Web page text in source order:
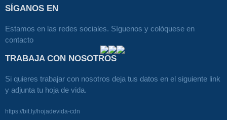
SÍGANOS EN
Estamos en las redes sociales. Síguenos y colóquese en
contacto
TRABAJA CON NOSOTROS
Si quieres trabajar con nosotros deja tus datos en el siguiente link
y adjunta tu hoja de vida.
https://bit.ly/hojadevida-cdn